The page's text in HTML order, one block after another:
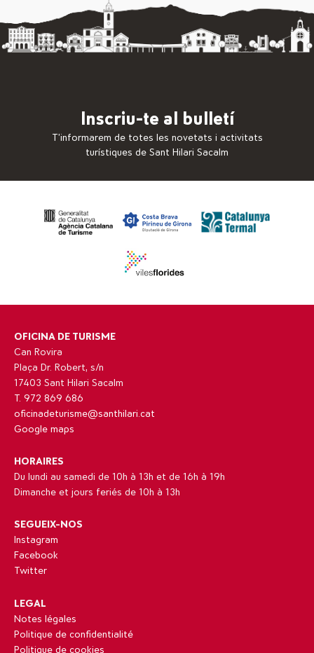
Inscriu-te al bulletí
T’informarem de totes les novetats i activitats
turístiques de Sant Hilari Sacalm
OFICINA DE TURISME
Can Rovira
Plaça Dr. Robert, s/n
17403 Sant Hilari Sacalm
T. 972 869 686
oficinadeturisme@santhilari.cat
Google maps
HORAIRES
Du lundi au samedi de 10h à 13h et de 16h à 19h
Dimanche et jours feriés de 10h à 13h
SEGUEIX-NOS
Instagram
Facebook
Twitter
LEGAL
Notes légales
Politique de confidentialité
Politique de cookies